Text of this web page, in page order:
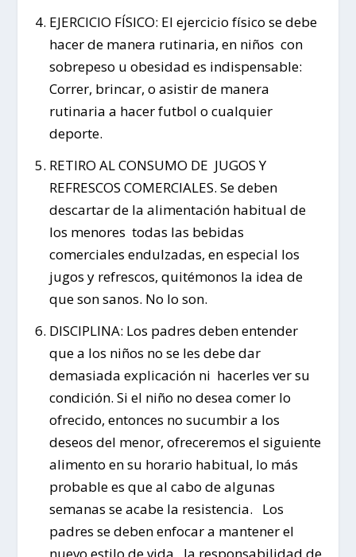
EJERCICIO FÍSICO: El ejercicio físico se debe
hacer de manera rutinaria, en niños con
sobrepeso u obesidad es indispensable:
Correr, brincar, o asistir de manera
rutinaria a hacer futbol o cualquier
deporte.
RETIRO AL CONSUMO DE JUGOS Y
REFRESCOS COMERCIALES. Se deben
descartar de la alimentación habitual de
los menores todas las bebidas
comerciales endulzadas, en especial los
jugos y refrescos, quitémonos la idea de
que son sanos. No lo son.
DISCIPLINA: Los padres deben entender
que a los niños no se les debe dar
demasiada explicación ni hacerles ver su
condición. Si el niño no desea comer lo
ofrecido, entonces no sucumbir a los
deseos del menor, ofreceremos el siguiente
alimento en su horario habitual, lo más
probable es que al cabo de algunas
semanas se acabe la resistencia. Los
padres se deben enfocar a mantener el
nuevo estilo de vida, la responsabilidad de